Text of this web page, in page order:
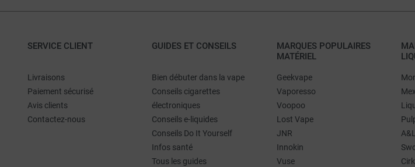
SERVICE CLIENT
Livraisons
Paiement sécurisé
Avis clients
Contactez-nous
GUIDES ET CONSEILS
Bien débuter dans la vape
Conseils cigarettes
électroniques
Conseils e-liquides
Conseils Do It Yourself
Infos santé
Tous les guides
MARQUES POPULAIRES
MATÉRIEL
Geekvape
Vaporesso
Voopoo
Lost Vape
JNR
Innokin
Vuse
A&L